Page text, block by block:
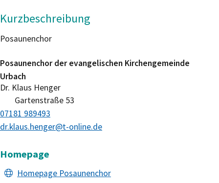
Kurzbeschreibung
Posaunenchor
Dr. Klaus Henger
Posaunenchor der evangelischen Kirchengemeinde
Urbach
Gartenstraße 53
dr.klaus.henger@t-online.de
07181 989493
Homepage
Homepage Posaunenchor